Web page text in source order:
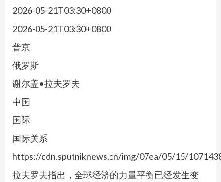
2026-05-21T03:30+0800
2026-05-21T03:30+0800
普京
俄罗斯
谢尔盖•拉夫罗夫
中国
国际
国际关系
https://cdn.sputniknews.cn/img/07ea/05/15/
拉夫罗夫指出，全球经济的力量平衡已经发生变